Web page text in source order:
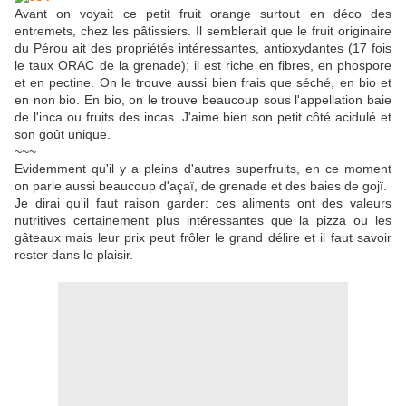
Avant on voyait ce petit fruit orange surtout en déco des
entremets, chez les pâtissiers. Il semblerait que le fruit originaire
du Pérou ait des propriétés intéressantes, antioxydantes (17 fois
le taux ORAC de la grenade); il est riche en fibres, en phospore
et en pectine. On le trouve aussi bien frais que séché, en bio et
en non bio. En bio, on le trouve beaucoup sous l'appellation baie
de l'inca ou fruits des incas. J'aime bien son petit côté acidulé et
son goût unique.
~~~
Evidemment qu'il y a pleins d'autres superfruits, en ce moment
on parle aussi beaucoup d'açaï, de grenade et des baies de gojï.
Je dirai qu'il faut raison garder: ces aliments ont des valeurs
nutritives certainement plus intéressantes que la pizza ou les
gâteaux mais leur prix peut frôler le grand délire et il faut savoir
rester dans le plaisir.